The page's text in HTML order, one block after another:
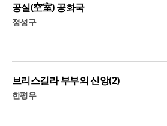
공실(空室) 공화국
정성구
브리스길라 부부의 신앙(2)
한평우